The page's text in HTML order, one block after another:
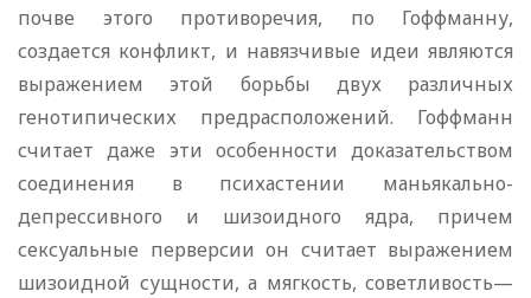
почве этого противоречия, по Гоффманну,
создается конфликт, и навязчивые идеи являются
выражением этой борьбы двух различных
генотипических предрасположений. Гоффманн
считает даже эти особенности доказательством
сое­динения в психастении маньякально-
депрессивного и шизоидного ядра, причем
сексуальные перверсии он считает выражением
шизоидной сущности, а мягкость, советливость—